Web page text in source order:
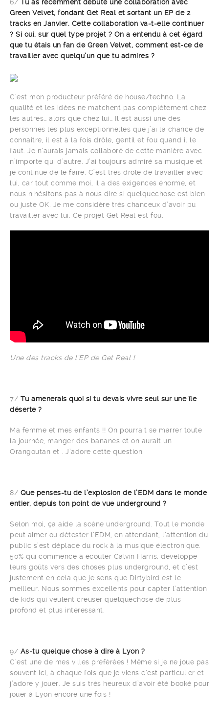
6/
Tu as récemment débuté une collaboration avec
Green Velvet, fondant Get Real et sortant un EP de 2
tracks en Janvier. Cette collaboration va-t-elle continuer
? Si oui, sur quel type projet ? On a entendu à cet égard
que tu étais un fan de Green Velvet, comment est-ce de
travailler avec quelqu’un que tu admires ?
C’est mon producteur préféré de house/techno. La
qualité et les idées ne matchent pas complètement chez
les autres… alors que chez lui… Il est aussi une des
personnes les plus exceptionnelles que j’ai la chance de
connaitre, il est à la fois drôle, gentil et fou quand il le
faut. Je n’aurais jamais collaboré de cette manière avec
n’importe qui d’autre. J’ai toujours admiré sa musique et
je continue de le faire. C’est très drôle de travailler avec
lui, car tout comme moi, il a des exigences énorme, et
nous n’hésitons pas à nous dire si quelquechose est bien
ou juste OK. Je me considère très chanceux d’avoir pu
travailler avec lui. Ce projet Get Real est fou.
Une des tracks de l’EP de Get Real !
7/ Tu amenerais quoi si tu devais vivre seul sur une île
déserte ?
Ma femme et mes enfants !! On pourrait se marrer toute
la journée, manger des bananes et on aurait un
Orangoutan et . J’adore cette question.
8/ Que penses-tu de l’explosion de l’EDM dans le monde
entier, depuis ton point de vue underground ?
Selon moi, ça aide la scène underground. Tout le monde
peut aimer ou détester l’EDM, en attendant, l’attention du
public s’est déplacé du rock à la musique électronique.
50% qui commence à écouter Calvin Harris, développe
leurs goûts vers des choses plus underground, et c’est
justement en cela que je sens que Dirtybird est le
meilleur. Nous sommes excellents pour capter l’attention
de kids qui veulent creuser quelquechose de plus
profond et plus intéressant.
9/ As-tu quelque chose à dire à Lyon ?
C’est une de mes villes préférées ! Même si je ne joue pas
souvent ici, à chaque fois que je viens c’est particulier et
j’adore y jouer. Je suis très heureux d’avoir été booké pour
jouer à Lyon encore une fois !